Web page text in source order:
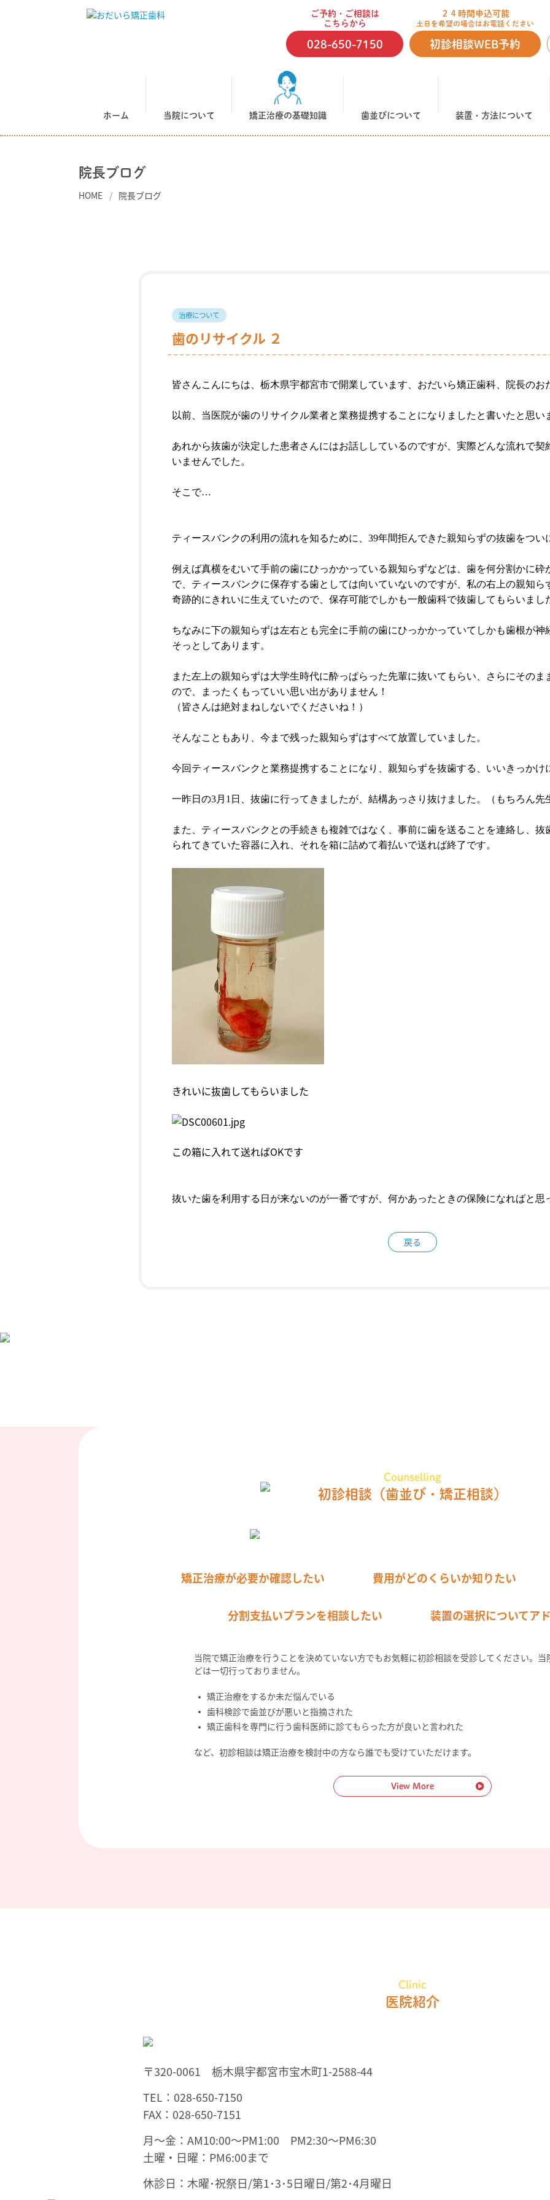
ご予約・ご相談は
こちらから
028-650-7150
２４時間申込可能
土日を希望の場合はお電話ください
初診相談WEB予約
ホーム 当院について 矯正治療の基礎知識 歯並びについて 装置・方法について
院長ブログ
HOME 院長ブログ
治療について
歯のリサイクル ２
皆さんこんにちは、 栃木県宇都宮市で開業しています、おだいら矯正歯科、院長のお
以前、当医院が歯のリサイクル業者と業務提携することになりましたと書いたと思い
あれから抜歯が決定した患者さんにはお話ししているのですが、実際どんな流れで契
いませんでした。
そこで…
ティースバンクの利用の流れを知るために、 39年間拒んできた親知らずの抜歯をつい
例えば真横をむいて手前の歯にひっかかっている親知らずなどは、歯を何分割かに砕
で、ティースバンクに保存する歯としては向いていないのですが、私の右上の親知ら
奇跡的にきれいに生えていたので、保存可能でしかも一般歯科で抜歯してもらいまし
ちなみに下の親知らずは左右とも完全に手前の歯にひっかかっていてしかも歯根が神
そっとしてあります。
また左上の親知らずは大学生時代に酔っぱらった先輩に抜いてもらい、さらにそのま
ので、まったくもっていい思い出がありません！
（皆さんは絶対まねしないでくださいね！）
そんなこともあり、今まで残った親知らずはすべて放置していました。
今回ティースバンクと業務提携することになり、親知らずを抜歯する、いいきっかけ
一昨日の3月 1 日、抜歯に行ってきましたが、結構あっさり抜けました。（もちろん先
また、ティースバンクとの手続きも複雑ではなく、事前に歯を送ることを連絡し、抜
られてきていた容器に入れ、それを箱に詰めて着払いで送れば終了です。
きれいに抜歯してもらいました
この箱に入れて送ればOKです
抜いた歯を利用する日が来ないのが一番ですが、何かあったときの保険になればと思
戻る
Counselling
初診相談 （歯並び・矯正相談）
矯正治療が必要か確認したい 費用がどのくらいか知りたい
分割支払いプランを相談したい 装置の選択についてア
当院で矯正治療を行うことを決めていない方でもお気軽に初診相談を受診してください。当
どは一切行っておりません。
矯正治療をするか未だ悩んでいる
歯科検診で歯並びが悪いと指摘された
矯正歯科を専門に行う歯科医師に診てもらった方が良いと言われた
など、初診相談は矯正治療を検討中の方なら誰でも受けていただけます。
View More
Clinic
医院紹介
〒320-0061 栃木県宇都宮市宝木町1-2588-44
TEL：028-650-7150
FAX：028-650-7151
月～金：AM10:00～PM1:00 PM2:30～PM6:30
土曜・日曜：PM6:00まで
休診日：木曜･祝祭日/第1･3･5日曜日/第2･4月曜日